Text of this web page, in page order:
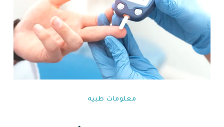
معلومات طبيه⁩